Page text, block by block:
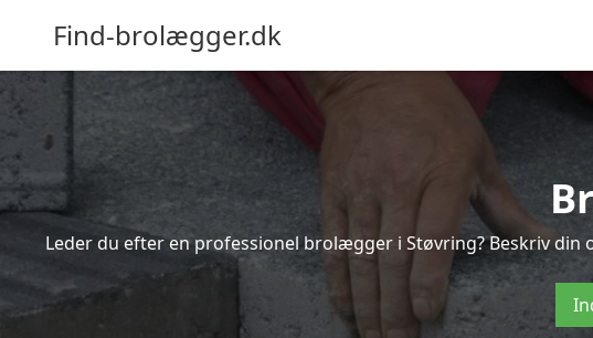
Find-brolægger.dk
Leder du efter en professionel brolægger i Støvring? Beskriv